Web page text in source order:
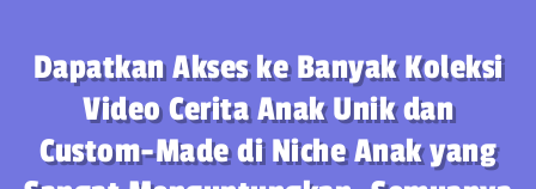
Dapatkan Akses ke Banyak Koleksi
Video Cerita Anak Unik dan
Custom-Made di Niche Anak yang